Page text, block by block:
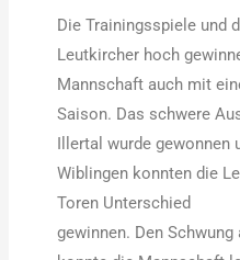
Die Trainingsspiele und
Leutkircher hoch
Mannschaft auch mit
Saison. Das schwere
Illertal wurde gewonnen
Wiblingen konnten die
Toren Unterschied
gewinnen. Den